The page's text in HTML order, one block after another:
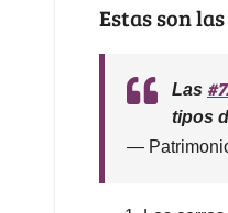
Estas son
Las
tipos
—